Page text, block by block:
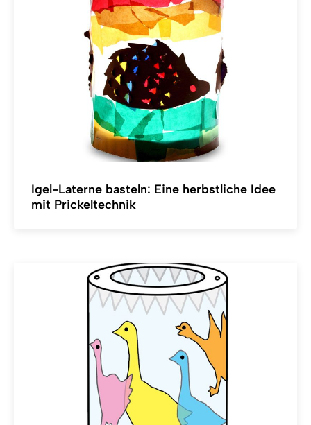
Igel-Laterne basteln: Eine herbstliche Idee
mit Prickeltechnik